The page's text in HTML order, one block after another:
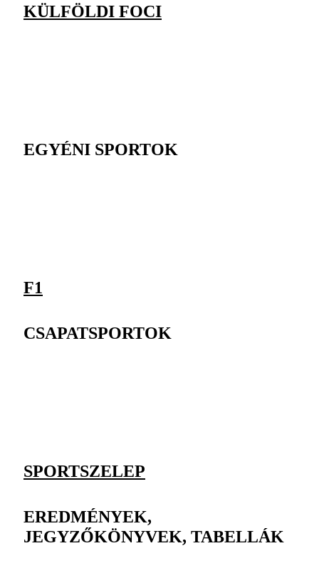
KÜLFÖLDI FOCI
EGYÉNI SPORTOK
F1
CSAPATSPORTOK
SPORTSZELEP
EREDMÉNYEK,
JEGYZŐKÖNYVEK, TABELLÁK